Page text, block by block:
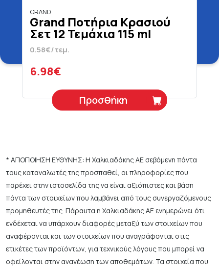
GRAND
Grand Ποτήρια Κρασιού
Σετ 12 Τεμάχια 115 ml
0.58€/τεμ.
6.98€
Προσθήκη
* ΑΠΟΠΟΙΗΣΗ ΕΥΘΥΝΗΣ: Η Χαλκιαδάκης ΑΕ σεβόμενη πάντα
τους καταναλωτές της προσπαθεί, οι πληροφορίες που
παρέχει στην ιστοσελίδα της να είναι αξιόπιστες και βάση
πάντα των στοιχείων που λαμβάνει από τους συνεργαζόμενους
προμηθευτές της. Πάραυτα η Χαλκιαδάκης ΑΕ ενημερώνει ότι
ενδέχεται να υπάρχουν διαφορές μεταξύ των στοιχείων που
αναφέρονται και των στοιχείων που αναγράφονται στις
ετικέτες των προϊόντων, για τεχνικούς λόγους που μπορεί να
οφείλονται στην ανανέωση των αποθεμάτων. Τα στοιχεία που